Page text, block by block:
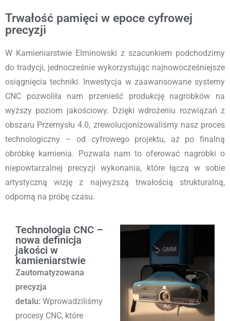
Trwałość pamięci w epoce cyfrowej
precyzji
W Kamieniarstwie Elminowski z szacunkiem podchodzimy
do tradycji, jednocześnie wykorzystując najnowocześniejsze
osiągnięcia techniki. Inwestycja w zaawansowane systemy
CNC pozwoliła nam przenieść produkcję nagrobków na
wyższy poziom jakościowy. Dzięki wdrożeniu rozwiązań z
obszaru Przemysłu 4.0, zrewolucjonizowaliśmy nasz proces
technologiczny – od cyfrowego projektu, aż po finalną
obróbkę kamienia. Pozwala nam to oferować nagrobki o
niepowtarzalnej precyzji wykonania, które łączą w sobie
artystyczną wizję z najwyższą trwałością strukturalną,
odporną na próbę czasu.
Technologia CNC –
nowa definicja
jakości w
kamieniarstwie
Zautomatyzowana
precyzja
detalu: Wprowadziliśmy
procesy CNC, które